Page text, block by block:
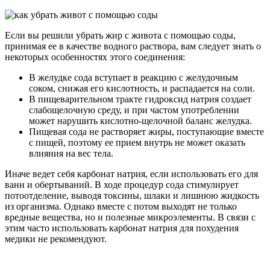
Если вы решили убрать жир с живота с помощью соды,
принимая ее в качестве водного раствора, вам следует знать о
некоторых особенностях этого соединения:
В желудке сода вступает в реакцию с желудочным
соком, снижая его кислотность, и распадается на соли.
В пищеварительном тракте гидроксид натрия создает
слабощелочную среду, и при частом употреблении
может нарушить кислотно-щелочной баланс желудка.
Пищевая сода не растворяет жиры, поступающие вместе
с пищей, поэтому ее прием внутрь не может оказать
влияния на вес тела.
Иначе ведет себя карбонат натрия, если использовать его для
ванн и обертываний. В ходе процедур сода стимулирует
потоотделение, выводя токсины, шлаки и лишнюю жидкость
из организма. Однако вместе с потом выходят не только
вредные вещества, но и полезные микроэлементы. В связи с
этим часто использовать карбонат натрия для похудения
медики не рекомендуют.